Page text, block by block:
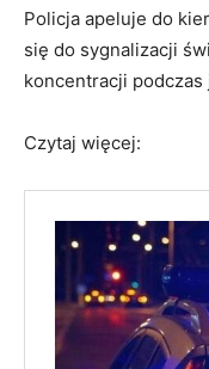
Policja apeluje do
się do sygnalizacji
koncentracji
Czytaj więcej: